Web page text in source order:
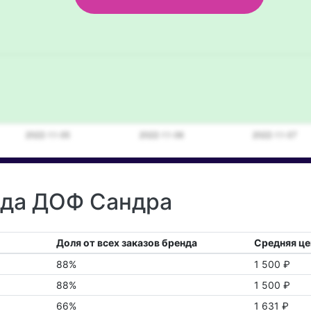
ДОФ Сандра
Доля от всех заказов бренда
Средняя
88%
1 500 ₽
88%
1 500 ₽
66%
1 631 ₽